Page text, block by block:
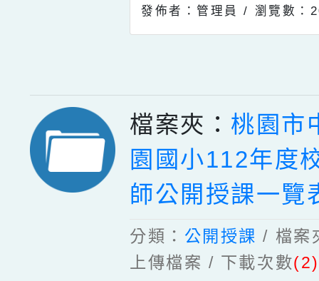
發佈者：管理員 / 瀏覽數：
檔案夾： 桃園市
園國小112年度
師公開授課一覽
分類： 公開授課 / 檔案
上傳檔案 / 下載次數(2)